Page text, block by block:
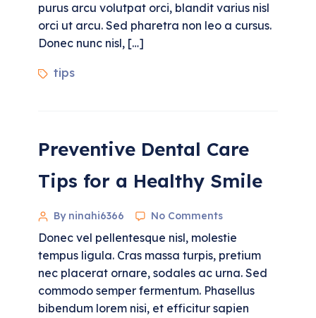
purus arcu volutpat orci, blandit varius nisl
orci ut arcu. Sed pharetra non leo a cursus.
Donec nunc nisl, […]
tips
Preventive Dental Care
Tips for a Healthy Smile
By ninahi6366 No Comments
Donec vel pellentesque nisl, molestie
tempus ligula. Cras massa turpis, pretium
nec placerat ornare, sodales ac urna. Sed
commodo semper fermentum. Phasellus
bibendum lorem nisi, et efficitur sapien